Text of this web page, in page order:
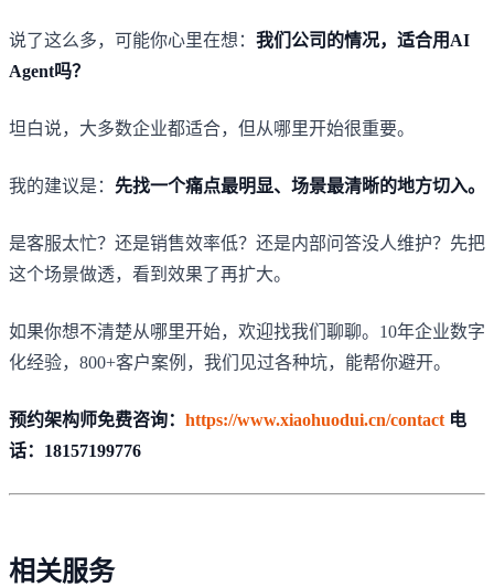
说了这么多，可能你心里在想： 我们公司的情况，适合用AI
Agent吗？
坦白说，大多数企业都适合，但从哪里开始很重要。
我的建议是： 先找一个痛点最明显、场景最清晰的地方切入。
是客服太忙？还是销售效率低？还是内部问答没人维护？先把
这个场景做透，看到效果了再扩大。
如果你想不清楚从哪里开始，欢迎找我们聊聊。10年企业数字
化经验，800+客户案例，我们见过各种坑，能帮你避开。
预约架构师免费咨询： https://www.xiaohuodui.cn/contact 电
话：18157199776
相关服务